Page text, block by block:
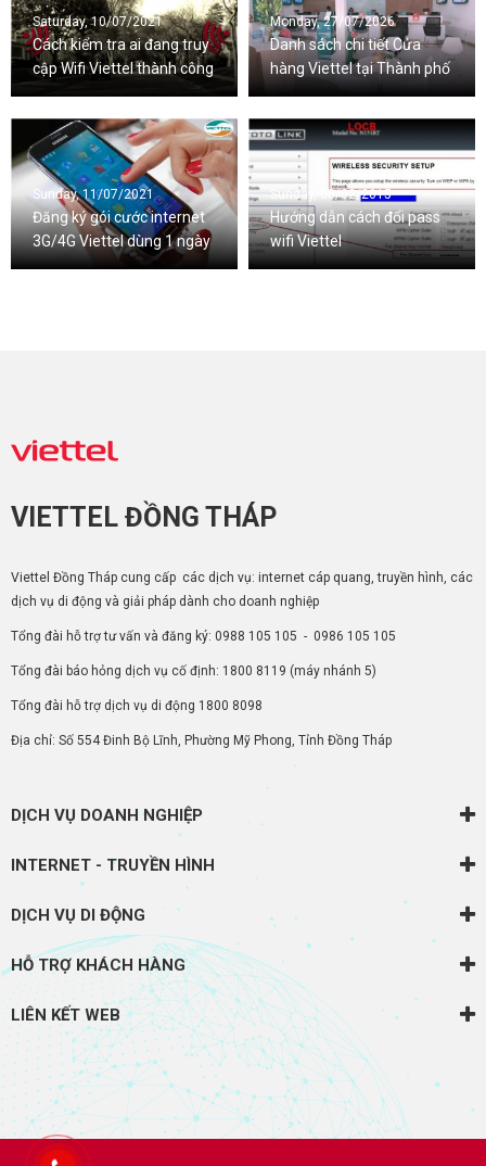
Saturday, 10/07/2021
Cách kiểm tra ai đang truy
cập Wifi Viettel thành công
Monday, 27/07/2026
Danh sách chi tiết Cửa
hàng Viettel tại Thành phố
Hà Nội
Sunday, 11/07/2021
Đăng ký gói cước internet
3G/4G Viettel dùng 1 ngày
Sunday, 08/02/2015
Hướng dẫn cách đổi pass
wifi Viettel
VIETTEL ĐỒNG THÁP
Viettel Đồng Tháp cung cấp các dịch vụ: internet cáp quang, truyền hình, các
dịch vụ di động và giải pháp dành cho doanh nghiệp
Tổng đài hỗ trợ tư vấn và đăng ký: 0988 105 105 - 0986 105 105
Tổng đài báo hỏng dịch vụ cố định: 1800 8119 (máy nhánh 5)
Tổng đài hỗ trợ dịch vụ di động 1800 8098
Địa chỉ: Số 554 Đinh Bộ Lĩnh, Phường Mỹ Phong, Tỉnh Đồng Tháp
DỊCH VỤ DOANH NGHIỆP
INTERNET - TRUYỀN HÌNH
DỊCH VỤ DI ĐỘNG
HỖ TRỢ KHÁCH HÀNG
LIÊN KẾT WEB